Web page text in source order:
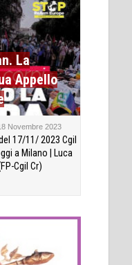
La
Appello
Novembre 2023
17/11/ 2023 Cgil
a Milano | Luca
Cgil Cr)